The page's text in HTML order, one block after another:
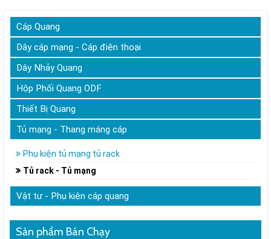
Cáp Quang
Dây cáp mạng - Cáp điện thoại
Dây Nhảy Quang
Hộp Phối Quang ODF
Thiết Bị Quang
Tủ mạng - Thang máng cáp
Phụ kiện tủ mạng tủ rack
Tủ rack - Tủ mạng
Vật tư - Phụ kiện cáp quang
Sản phẩm Bán Chạy